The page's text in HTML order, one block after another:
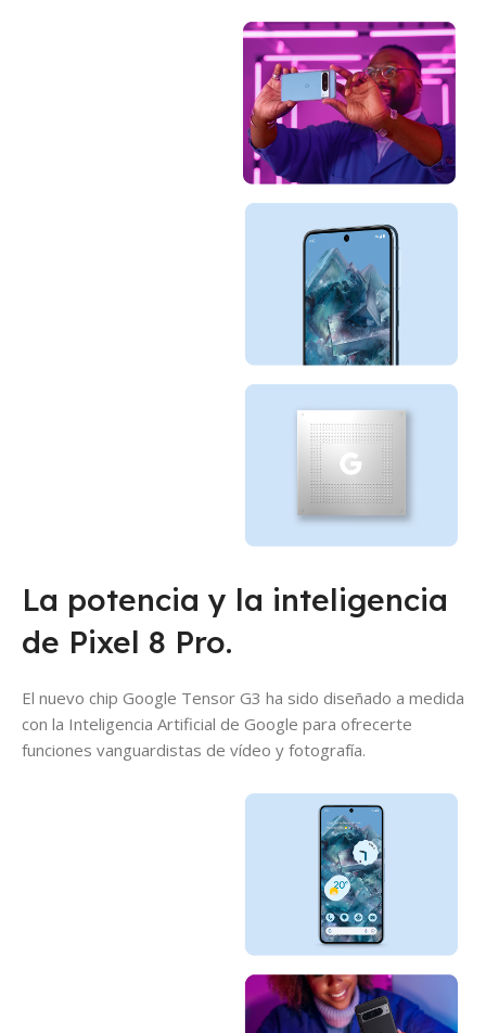
La potencia y la inteligencia
de Pixel 8 Pro.
El nuevo chip Google Tensor G3 ha sido diseñado a medida
con la Inteligencia Artificial de Google para ofrecerte
funciones vanguardistas de vídeo y fotografía.